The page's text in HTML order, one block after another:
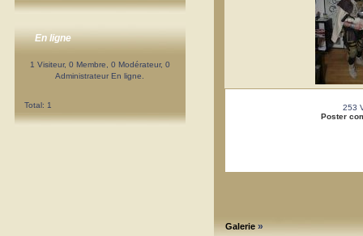
En ligne
1 Visiteur, 0 Membre, 0 Modérateur, 0
Administrateur En ligne.
Total: 1
253
Poster
Galerie»